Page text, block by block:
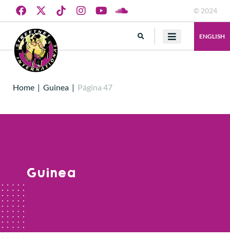
© 2024
ENGLISH
Home | Guinea | Página 47
Guinea